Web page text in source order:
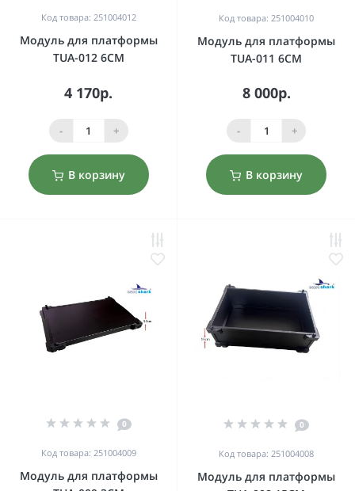
Код товара: 251004012
Модуль для платформы
TUA-012 6CM
4 170р.
- +
В корзину
Код товара: 251004010
Модуль для платформы
TUA-011 6CM
8 000р.
- +
В корзину
0
Код товара: 251004009
Модуль для платформы
0
Код товара: 251004008
Модуль для платформы